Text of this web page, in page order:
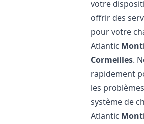
votre
offrir des
pour votre
Atlantic
Cormeilles.
rapidement
les
système de
Atlantic